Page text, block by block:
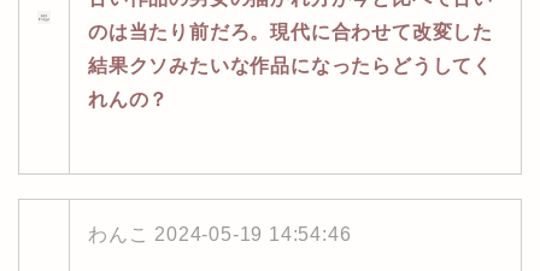
のは当たり前だろ。現代に合わせて改変した
結果クソみたいな作品になったらどうしてく
れんの？
わんこ 2024-05-19 14:54:46